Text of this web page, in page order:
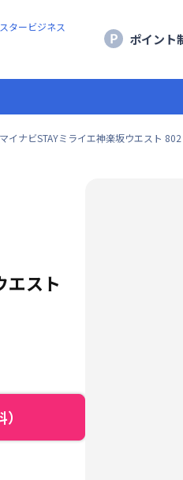
タービジネス
ポイント
マイナビSTAYミライエ神楽坂ウエスト 802
エスト